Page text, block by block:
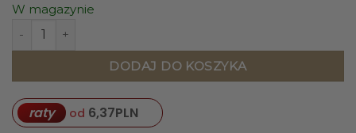
W magazynie
ilość SOLNICZKA I PIEPRZNICZKA zestaw na stojaku
DODAJ DO KOSZYKA
raty od 6,37PLN